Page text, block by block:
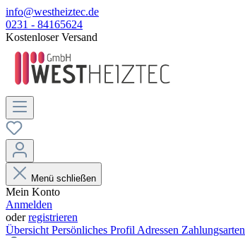
info@westheiztec.de
0231 - 84165624
Kostenloser Versand
Menü schließen
Mein Konto
Anmelden
oderregistrieren
Übersicht Persönliches Profil Adressen Zahlungsarten